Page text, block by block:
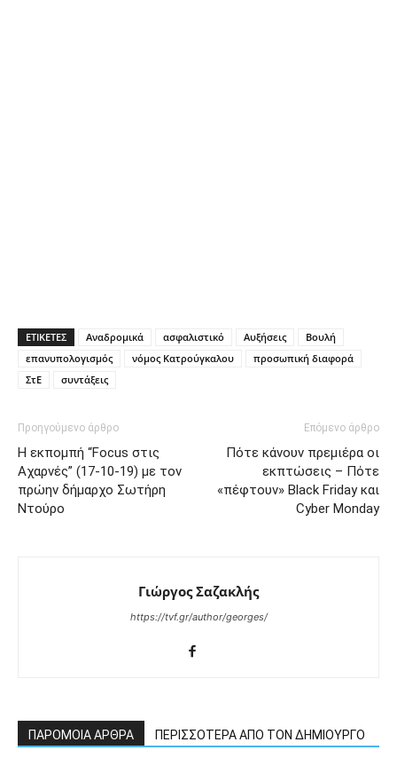
ΕΤΙΚΕΤΕΣ Αναδρομικά ασφαλιστικό Αυξήσεις
Βουλή
επανυπολογισμός
νόμος Κατρούγκαλου
προσωπική διαφορά
ΣτΕ
συντάξεις
Προηγούμενο άρθρο
Η εκπομπή “Focus στις
Αχαρνές” (17-10-19) με τον
πρώην δήμαρχο Σωτήρη
Ντούρο
Επόμενο άρθρο
Πότε κάνουν πρεμιέρα οι
εκπτώσεις – Πότε
«πέφτουν» Black Friday και
Cyber Monday
Γιώργος Σαζακλής
https://tvf.gr/author/georges/
ΠΑΡΟΜΟΙΑ ΑΡΘΡΑ ΠΕΡΙΣΣΟΤΕΡΑ ΑΠΟ ΤΟΝ ΔΗΜΙΟΥΡΓΟ